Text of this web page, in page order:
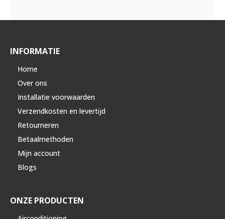
INFORMATIE
Home
Over ons
Installatie voorwaarden
Verzendkosten en levertijd
Retourneren
Betaalmethoden
Mijn account
Blogs
ONZE PRODUCTEN